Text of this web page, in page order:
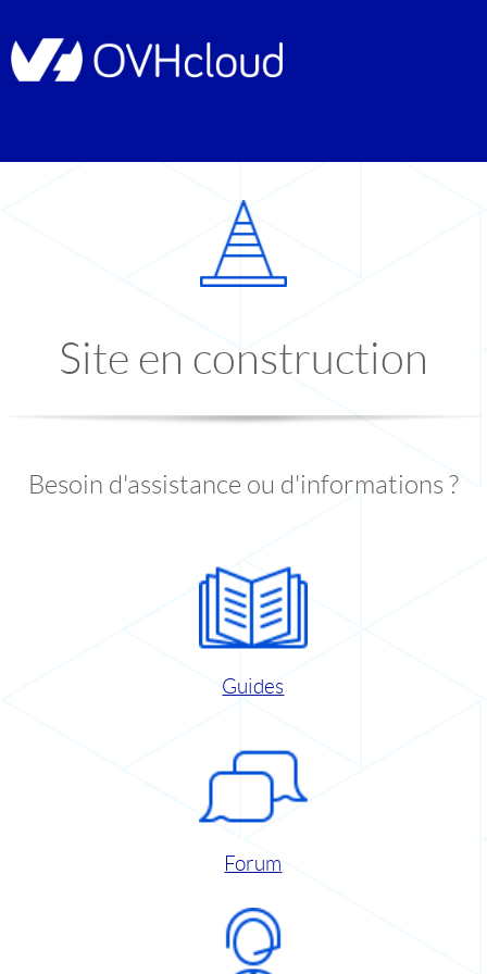
Site en construction
Besoin d'assistance ou d'informations ?
Guides
Forum